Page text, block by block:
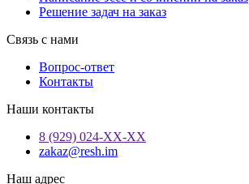
Решение задач на заказ
Связь с нами
Вопрос-ответ
Контакты
Наши контакты
8 (929) 024-ХХ-ХХ
zakaz@resh.im
Наш адрес